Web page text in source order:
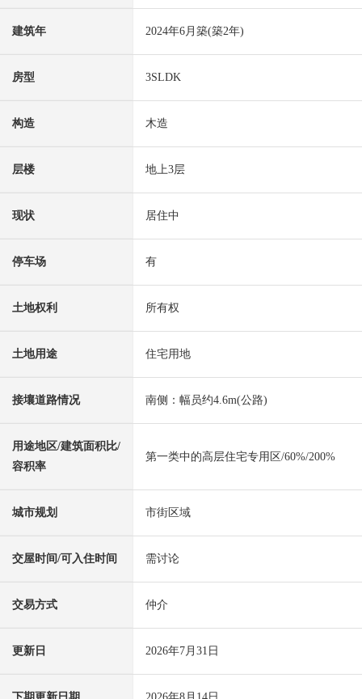
建筑年 2024年6月築(築2年)
房型 3SLDK
构造 木造
层楼 地上3层
现状 居住中
停车场 有
土地权利 所有权
土地用途 住宅用地
接壤道路情况 南侧：幅员约4.6m(公路)
用途地区/建筑面积比/
容积率
第一类中的高层住宅专用区/60%/200%
城市规划 市街区域
交屋时间/可入住时间 需讨论
交易方式 仲介
更新日 2026年7月31日